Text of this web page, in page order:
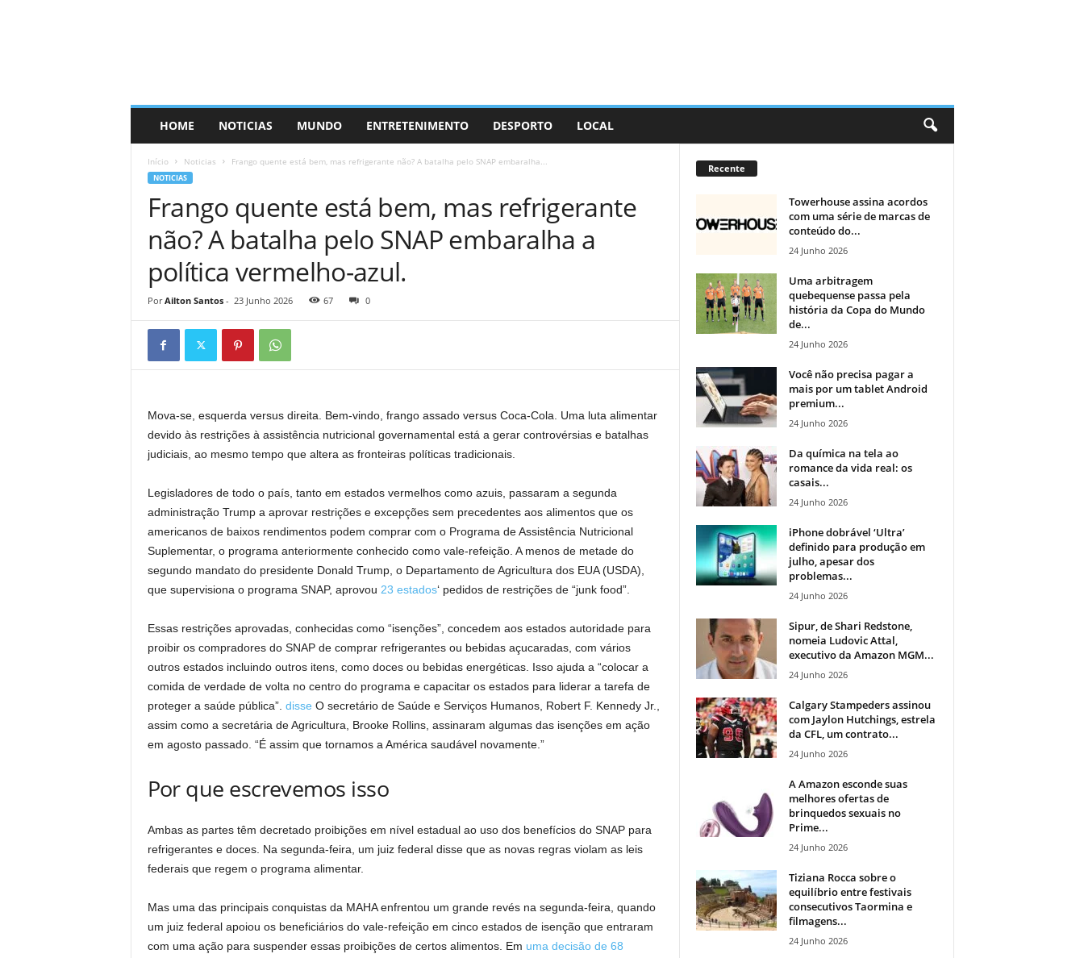
HOME NOTICIAS MUNDO ENTRETENIMENTO DESPORTO LOCAL
Início Noticias Frango quente está bem, mas refrigerante não? A batalha pelo SNAP embaralha...
NOTICIAS
Frango quente está bem, mas refrigerante
não? A batalha pelo SNAP embaralha a
política vermelho-azul.
Por Ailton Santos- 23 Junho 2026 67 0
Mova-se, esquerda versus direita. Bem-vindo, frango assado versus Coca-Cola. Uma luta alimentar
devido às restrições à assistência nutricional governamental está a gerar controvérsias e batalhas
judiciais, ao mesmo tempo que altera as fronteiras políticas tradicionais.
Legisladores de todo o país, tanto em estados vermelhos como azuis, passaram a segunda
administração Trump a aprovar restrições e excepções sem precedentes aos alimentos que os
americanos de baixos rendimentos podem comprar com o Programa de Assistência Nutricional
Suplementar, o programa anteriormente conhecido como vale-refeição. A menos de metade do
segundo mandato do presidente Donald Trump, o Departamento de Agricultura dos EUA (USDA),
que supervisiona o programa SNAP, aprovou 23 estados‘ pedidos de restrições de “junk food”.
Essas restrições aprovadas, conhecidas como “isenções”, concedem aos estados autoridade para
proibir os compradores do SNAP de comprar refrigerantes ou bebidas açucaradas, com vários
outros estados incluindo outros itens, como doces ou bebidas energéticas. Isso ajuda a “colocar a
comida de verdade de volta no centro do programa e capacitar os estados para liderar a tarefa de
proteger a saúde pública”. disse O secretário de Saúde e Serviços Humanos, Robert F. Kennedy Jr.,
assim como a secretária de Agricultura, Brooke Rollins, assinaram algumas das isenções em ação
em agosto passado. “É assim que tornamos a América saudável novamente.”
Por que escrevemos isso
Ambas as partes têm decretado proibições em nível estadual ao uso dos benefícios do SNAP para
refrigerantes e doces. Na segunda-feira, um juiz federal disse que as novas regras violam as leis
federais que regem o programa alimentar.
Mas uma das principais conquistas da MAHA enfrentou um grande revés na segunda-feira, quando
um juiz federal apoiou os beneficiários do vale-refeição em cinco estados de isenção que entraram
com uma ação para suspender essas proibições de certos alimentos. Em uma decisão de 68
Recente
Towerhouse assina acordos
com uma série de marcas de
conteúdo do...
24 Junho 2026
Uma arbitragem
quebequense passa pela
história da Copa do Mundo
de...
24 Junho 2026
Você não precisa pagar a
mais por um tablet Android
premium...
24 Junho 2026
Da química na tela ao
romance da vida real: os
casais...
24 Junho 2026
iPhone dobrável ‘Ultra’
definido para produção em
julho, apesar dos
problemas...
24 Junho 2026
Sipur, de Shari Redstone,
nomeia Ludovic Attal,
executivo da Amazon MGM...
24 Junho 2026
Calgary Stampeders assinou
com Jaylon Hutchings, estrela
da CFL, um contrato...
24 Junho 2026
A Amazon esconde suas
melhores ofertas de
brinquedos sexuais no
Prime...
24 Junho 2026
Tiziana Rocca sobre o
equilíbrio entre festivais
consecutivos Taormina e
filmagens...
24 Junho 2026